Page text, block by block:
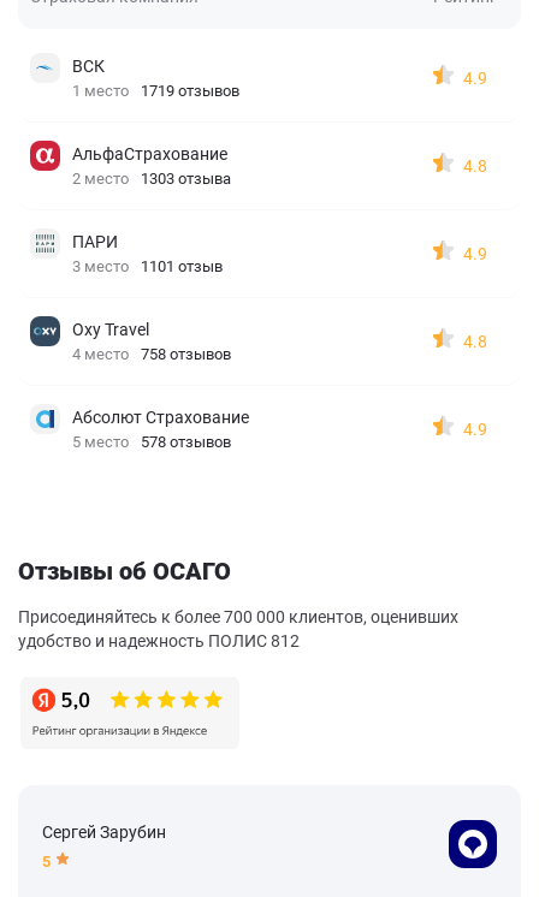
ВСК
1 место 1719 отзывов
4.9
АльфаСтрахование
2 место 1303 отзыва
4.8
ПАРИ
3 место 1101 отзыв
4.9
Oxy Travel
4 место 758 отзывов
4.8
Абсолют Страхование
5 место 578 отзывов
4.9
Отзывы об ОСАГО
Присоединяйтесь к более 700 000 клиентов, оценивших
удобство и надежность ПОЛИС 812
Сергей Зарубин
5